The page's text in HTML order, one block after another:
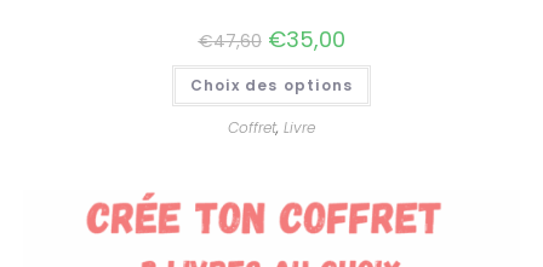
€47,60 €35,00
Choix des options
Coffret, Livre